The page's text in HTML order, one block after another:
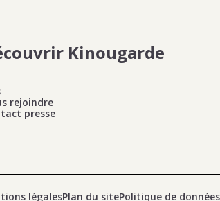
Kinougarde
rejoindre
presse
légalesPlan du sitePolitique de